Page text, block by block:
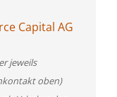
Capital AG
jeweils
oben)